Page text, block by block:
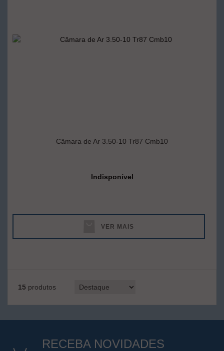
Câmara de Ar 3.50-10 Tr87 Cmb10
Indisponível
VER MAIS
15 produtos
RECEBA NOVIDADES